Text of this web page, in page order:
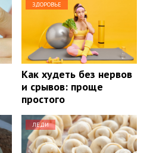
ЗДОРОВЬЕ
Как худеть без нервов
и срывов: проще
простого
ЛЕДИ